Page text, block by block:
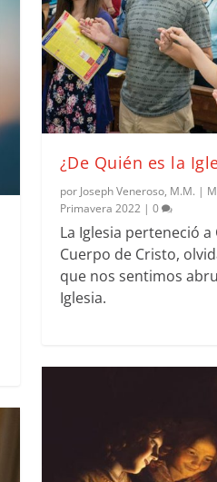
¿De Quién es la
por Joseph Veneroso, M.M. |
Primavera 2022 | 0
La Iglesia perteneció
Cuerpo de Cristo,
que nos sentimos
Iglesia.